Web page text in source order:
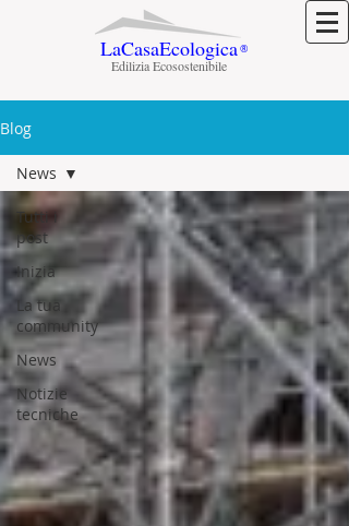
LaCasaEcologica
Edilizia Ecosostenibile
®
Blog
Tutti i
post
Inizia
La tua
community
News
Notizie
tecniche
News